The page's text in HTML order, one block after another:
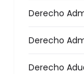
Derecho
Derecho
Derecho